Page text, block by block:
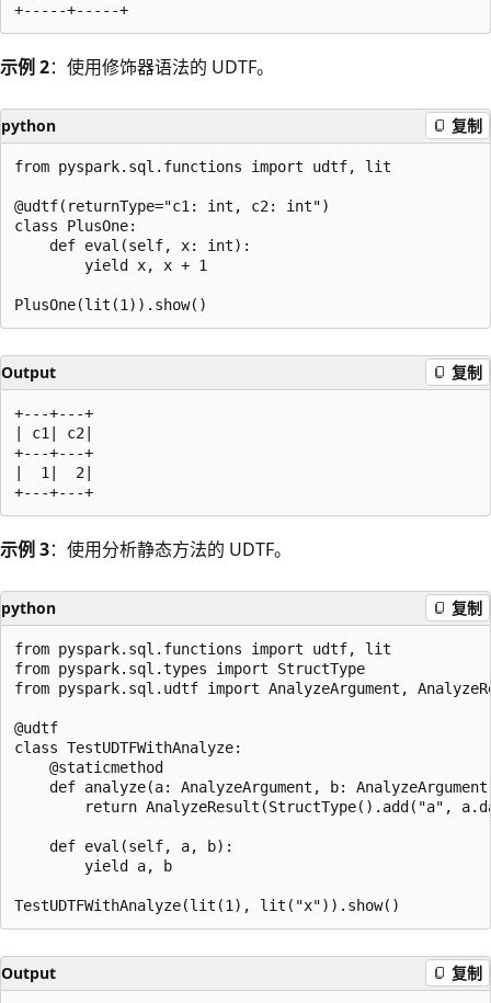
示例 2：使用修饰器语法的 UDTF。
python 复制
from pyspark.sql.functions import udtf, lit
@udtf(returnType="c1: int, c2: int")
class PlusOne:
    def eval(self, x: int):
        yield x, x + 1
Output 复制
+---+---+
| c1| c2|
+---+---+
|  1|  2|
示例 3：使用分析静态方法的 UDTF。
python 复制
from pyspark.sql.functions import udtf, lit
from pyspark.sql.types import StructType
from pyspark.sql.udtf import AnalyzeArgument,
@udtf
class TestUDTFWithAnalyze:
    @staticmethod
def analyze(a: AnalyzeArgument, b:
return AnalyzeResult(StructType().add("a",
    def eval(self, a, b):
        yield a, b
Output 复制